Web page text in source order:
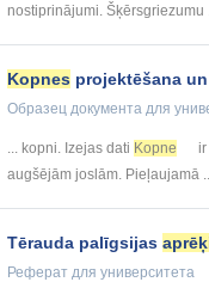
nostiprinājumi. Šķērsgriezumu
Kopnes projektēšana un
Образец документа для
... kopni. Izejas dati Kopne ir
augšējām joslām. Pieļaujamā
Tērauda palīgsijas
Реферат для университета